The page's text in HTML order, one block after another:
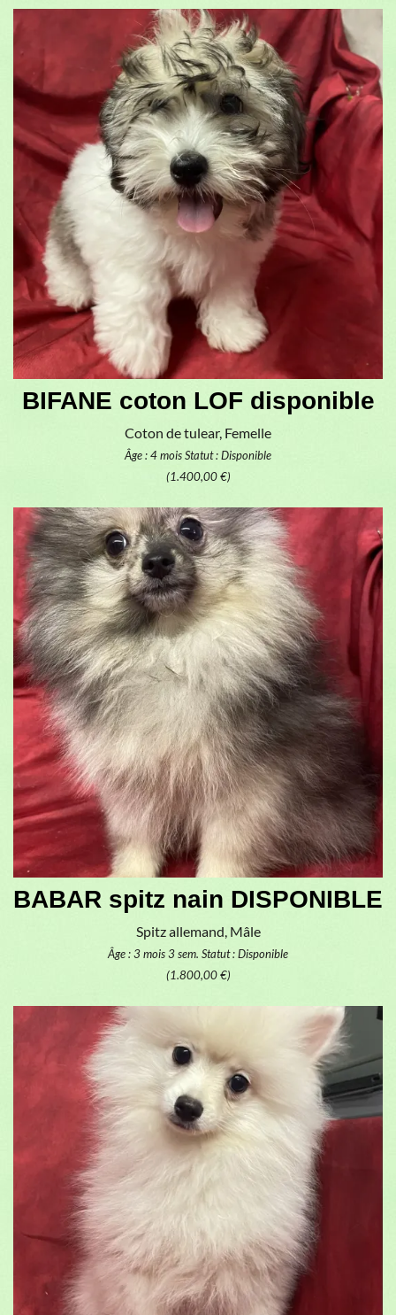
BIFANE coton LOF disponible
Coton de tulear, Femelle
Âge : 4 moisStatut : Disponible
(1.400,00 €)
BABAR spitz nain DISPONIBLE
Spitz allemand, Mâle
Âge : 3 mois 3 sem. Statut : Disponible
(1.800,00 €)